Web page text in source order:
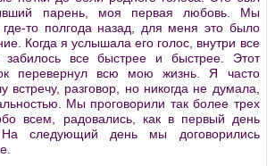
парень, моя первая любовь. Мы
то полгода назад, для меня это было
Когда я услышала его голос, внутри все
забилось все быстрее и быстрее. Этот
перевернул всю мою жизнь. Я часто
встречу, разговор, но никогда не думала,
Мы проговорили так более трех
всем, радовались, как в первый день
следующий день мы договорились